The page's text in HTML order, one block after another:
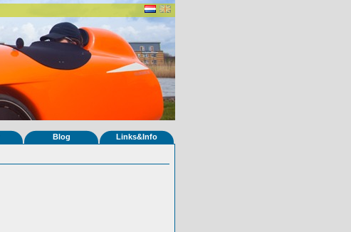
Blog Links&Info